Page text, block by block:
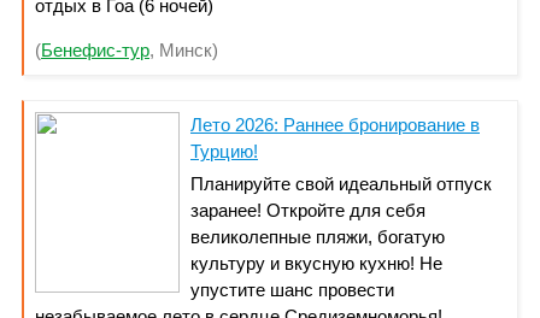
отдых в Гоа (6 ночей)
(Бенефис-тур, Минск)
Лето 2026: Раннее бронирование в
Турцию!
Планируйте свой идеальный отпуск
заранее! Откройте для себя
великолепные пляжи, богатую
культуру и вкусную кухню! Не
упустите шанс провести